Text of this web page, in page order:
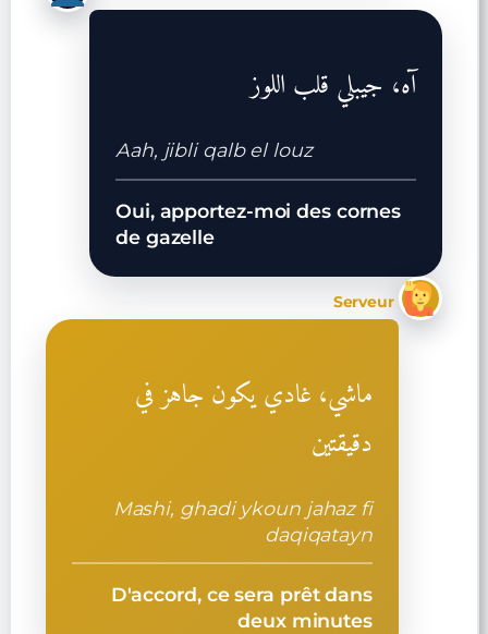
آه، جيبلي قلب اللوز
Aah, jibli qalb el louz
Oui, apportez-moi des cornes
de gazelle
Serveur
ماشي، غادي يكون جاهز في
دقيقتين
Mashi, ghadi ykoun jahaz fi
daqiqatayn
D'accord, ce sera prêt dans
deux minutes